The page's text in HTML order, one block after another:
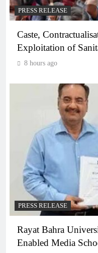
PRESS RELEASE
Caste,
Exploitation of
8 hours ago
PRESS RELEASE
Rayat Bahra
Enabled Media